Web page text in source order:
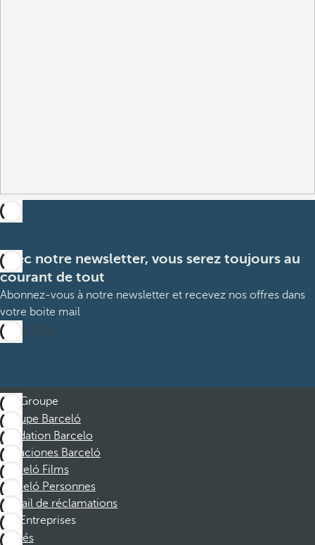
Avec notre newsletter, vous serez toujours au
courant de tout
Abonnez-vous à notre newsletter et recevez nos offres dans
votre boite mail
M’abonner
Groupe
Groupe Barceló
Fondation Barcelo
Vacaciones Barceló
Barceló Films
Barceló Personnes
Portail de réclamations
Entreprises
Affiliés